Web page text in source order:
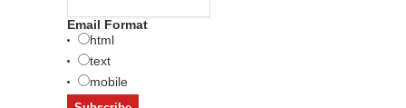
Email Format
html
text
mobile